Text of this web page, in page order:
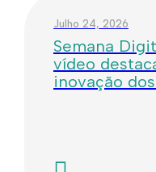
Julho 24, 2026
Semana
vídeo
inovação